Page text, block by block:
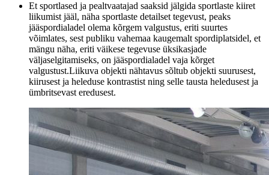
Et sportlased ja pealtvaatajad saaksid jälgida sportlaste kiiret
liikumist jääl, näha sportlaste detailset tegevust, peaks
jääspordialadel olema kõrgem valgustus, eriti suurtes
võimlates, sest publiku vahemaa kaugemalt spordiplatsidel, et
mängu näha, eriti väikese tegevuse üksikasjade
väljaselgitamiseks, on jääspordialadel vaja kõrget
valgustust.Liikuva objekti nähtavus sõltub objekti suurusest,
kiirusest ja heleduse kontrastist ning selle tausta heledusest ja
ümbritsevast eredusest.